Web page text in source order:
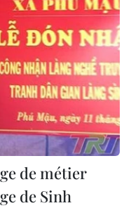
de métier
de Sinh